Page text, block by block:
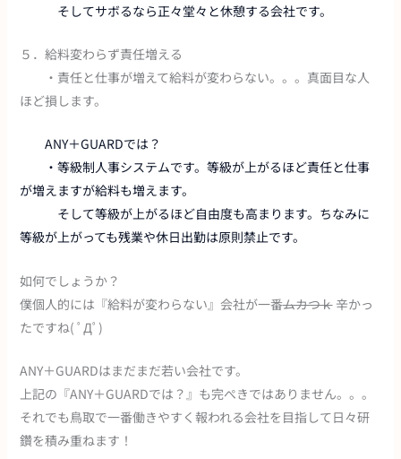
そしてサボるなら正々堂々と休憩する会社です。
５．給料変わらず責任増える
・責任と仕事が増えて給料が変わらない。。。真面目な人
ほど損します。
ANY＋GUARDでは？
・等級制人事システムです。等級が上がるほど責任と仕事
が増えますが給料も増えます。
そして等級が上がるほど自由度も高まります。ちなみに
等級が上がっても残業や休日出勤は原則禁止です。
如何でしょうか？
僕個人的には『給料が変わらない』会社が一番ムカつｋ辛かっ
たですね( ﾟДﾟ)
ANY＋GUARDはまだまだ若い会社です。
上記の『ANY＋GUARDでは？』も完ぺきではありません。。。
それでも鳥取で一番働きやすく報われる会社を目指して日々研
鑽を積み重ねます！